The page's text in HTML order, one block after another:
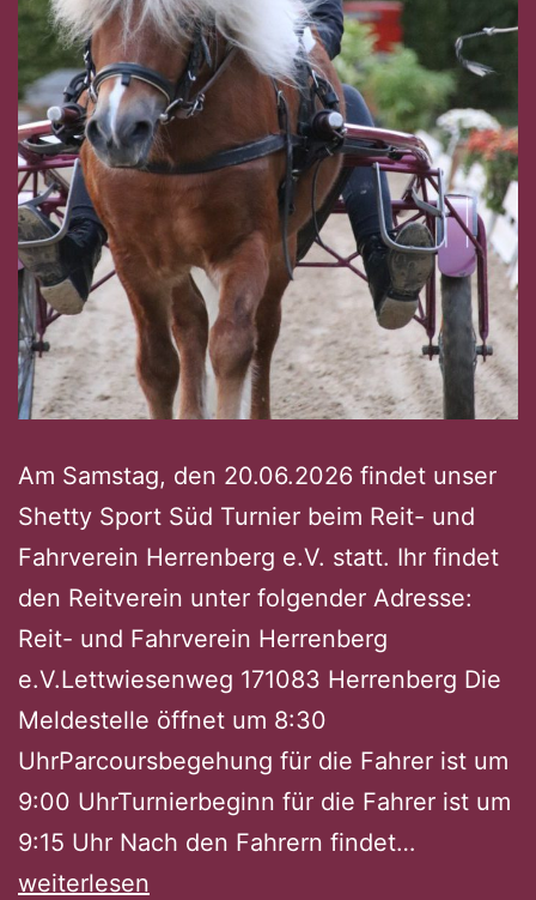
Am Samstag, den 20.06.2026 findet unser
Shetty Sport Süd Turnier beim Reit- und
Fahrverein Herrenberg e.V. statt. Ihr findet
den Reitverein unter folgender Adresse:
Reit- und Fahrverein Herrenberg
e.V.Lettwiesenweg 171083 Herrenberg Die
Meldestelle öffnet um 8:30
UhrParcoursbegehung für die Fahrer ist um
9:00 UhrTurnierbeginn für die Fahrer ist um
9:15 Uhr Nach den Fahrern findet…
weiterlesen